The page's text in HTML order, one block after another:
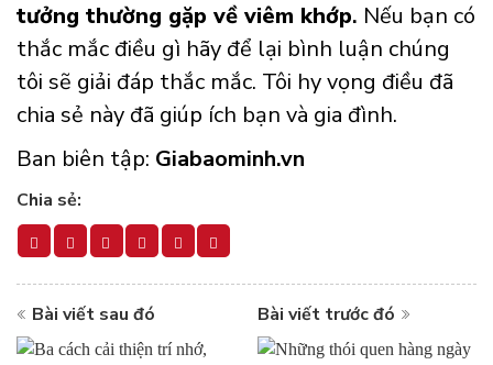
tưởng thường gặp về viêm khớp. Nếu bạn có
thắc mắc điều gì hãy để lại bình luận chúng
tôi sẽ giải đáp thắc mắc. Tôi hy vọng điều đã
chia sẻ này đã giúp ích bạn và gia đình.
Ban biên tập: Giabaominh.vn
Chia sẻ:
Bài viết sau đó Bài viết trước đó